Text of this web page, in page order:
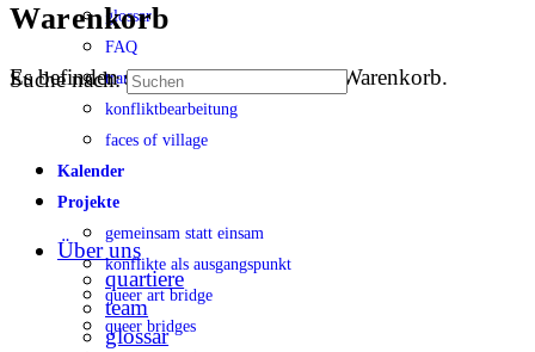
glossar
FAQ
transparenz
konfliktbearbeitung
faces of village
Kalender
Projekte
gemeinsam statt einsam
konflikte als ausgangspunkt
queer art bridge
queer bridges
Warenkorb
Es befinden sich keine Produkte im Warenkorb.
Suche nach:
Über uns
quartiere
team
glossar